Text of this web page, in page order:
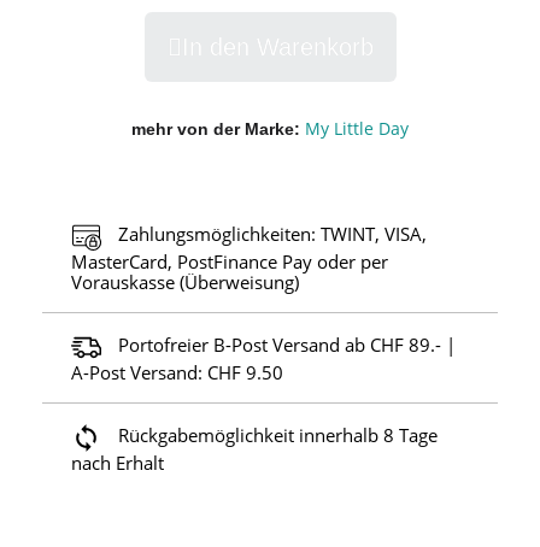
mehr von der Marke My Little Day
Zahlungsmöglichkeiten: TWINT, VISA,
MasterCard, PostFinance Pay oder per
Vorauskasse (Überweisung)
Portofreier B-Post Versand ab CHF 89.- |
A-Post Versand: CHF 9.50
Rückgabemöglichkeit innerhalb 8 Tage
nach Erhalt